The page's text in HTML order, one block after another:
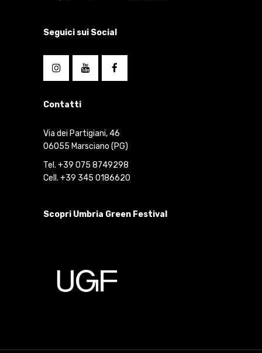
Seguici sui Social
Contatti
Via dei Partigiani, 46
06055 Marsciano (PG)
Tel. +39 075 8749298
Cell. +39 345 0186620
Scopri Umbria Green Festival